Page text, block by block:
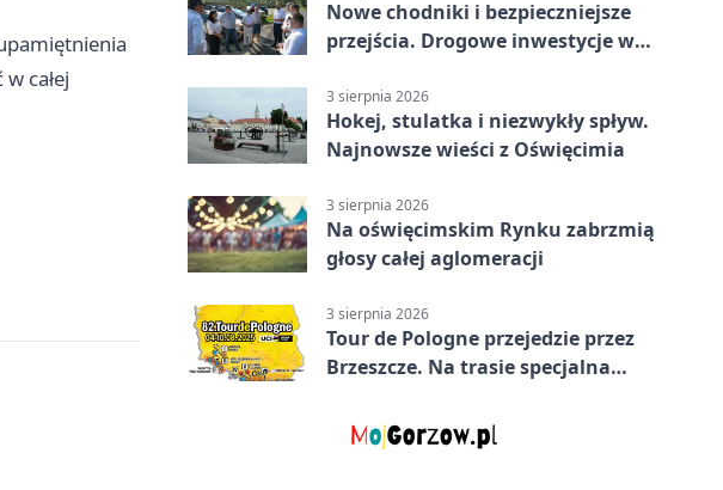
całej
Nowe chodniki i bezpieczniejsze
przejścia. Drogowe inwestycje w
3 sierpnia 2026
Hokej, stulatka i niezwykły spływ.
Najnowsze wieści z Oświęcimia
3 sierpnia 2026
Na oświęcimskim Rynku zabrzmią
głosy całej aglomeracji
3 sierpnia 2026
Tour de Pologne przejedzie przez
Brzeszcze. Na trasie specjalna